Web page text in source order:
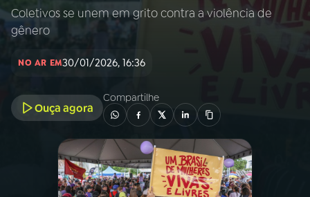
AO VIVO
INÍCIO
A RÁDIO
PROGRAMAÇÃO
PROGRAMAS
Coletivos se unem em grito contra a violência de
gênero
NO AR EM30/01/2026, 16:36
Ouça agora
Compartilhe